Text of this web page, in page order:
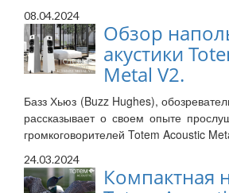
08.04.2024
Обзор
акустики
Metal V2.
Базз Хьюз (Buzz Hughes),
рассказывает о своем опыте
громкоговорителей Totem Acoustic
24.03.2024
Компактная